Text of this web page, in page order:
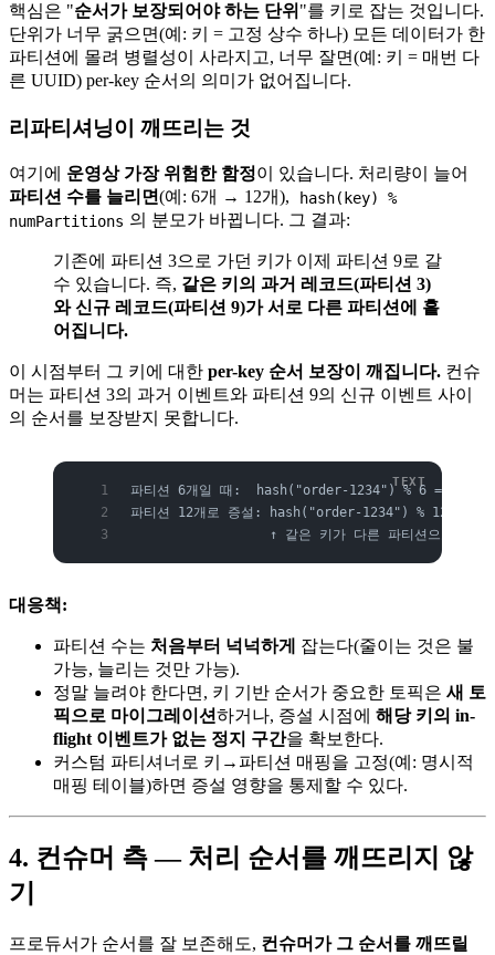
핵심은 "순서가 보장되어야 하는 단위 "를 키로 잡는 것입니다.
단위가 너무 굵으면(예: 키 = 고정 상수 하나) 모든 데이터가 한
파티션에 몰려 병렬성이 사라지고, 너무 잘면(예: 키 = 매번 다
른 UUID) per-key 순서의 의미가 없어집니다.
리파티셔닝이 깨뜨리는 것
여기에 운영상 가장 위험한 함정이 있습니다. 처리량이 늘어
파티션 수를 늘리면(예: 6개 → 12개),
hash(key) %
numPartitions 의 분모가 바뀝니다. 그 결과:
기존에 파티션 3으로 가던 키가 이제 파티션 9로 갈
수 있습니다. 즉, 같은 키의 과거 레코드(파티션 3)
와 신규 레코드(파티션 9)가 서로 다른 파티션에 흩
어집니다.
이 시점부터 그 키에 대한 per-key 순서 보장이 깨집니다. 컨슈
머는 파티션 3의 과거 이벤트와 파티션 9의 신규 이벤트 사이
의 순서를 보장받지 못합니다.
파티션 6개일 때:  hash("order-1234") % 6 = 3  →
파티션 12개로 증설: hash("order-1234") % 12 = 9
↑ 같은 키가 다른 파티션으로! 과
대응책:
파티션 수는 처음부터 넉넉하게
잡는다(줄이는 것은 불
가능, 늘리는 것만 가능).
정말 늘려야 한다면, 키 기반 순서가 중요한 토픽은 새 토
픽으로 마이그레이션하거나, 증설 시점에 해당 키의 in-
flight 이벤트가 없는 정지 구간을 확보한다.
커스텀 파티셔너로 키→파티션 매핑을 고정(예: 명시적
매핑 테이블)하면 증설 영향을 통제할 수 있다.
4. 컨슈머 측 — 처리 순서를 깨뜨리지 않
기
프로듀서가 순서를 잘 보존해도, 컨슈머가 그 순서를 깨뜨릴